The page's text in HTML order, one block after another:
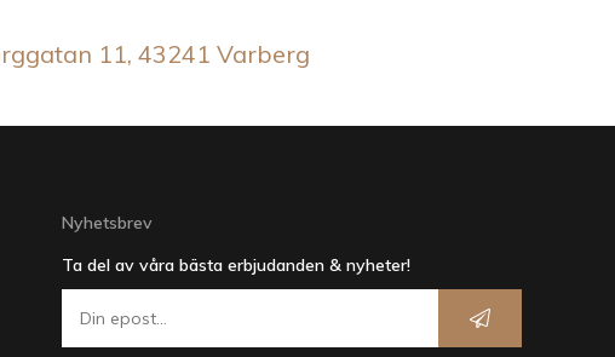
11, 43241 Varberg
Nyhetsbrev
Ta del av våra bästa erbjudanden & nyheter!